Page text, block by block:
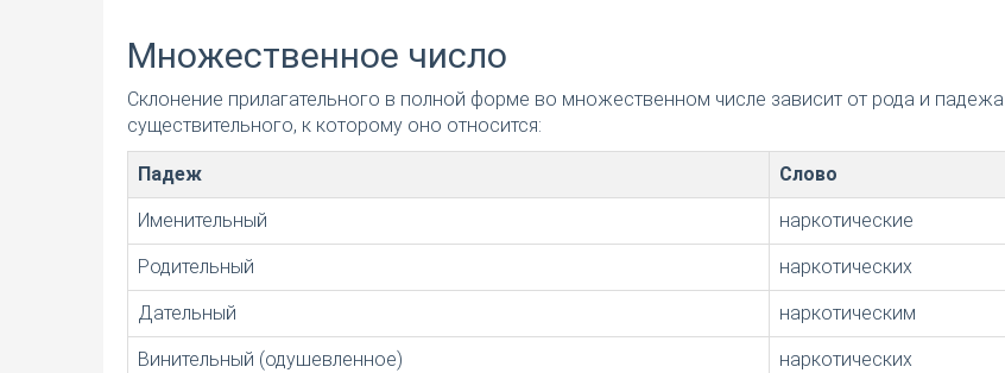
Множественное число
Склонение прилагательного в полной форме во множественном числе зависит от рода и падежа
существительного, к которому оно относится:
Падеж Слово
Именительный наркотические
Родительный наркотических
Дательный наркотическим
Винительный (одушевленное) наркотических